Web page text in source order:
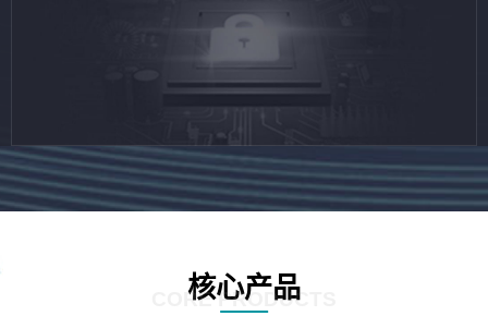
核心产品
CORE PRODUCTS